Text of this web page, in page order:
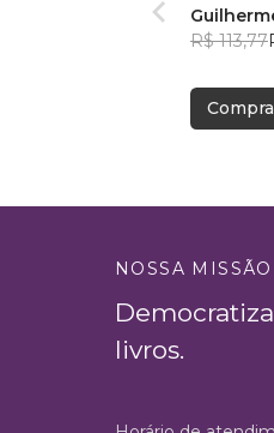
R$ 113,77
NOSSA MISSÃO
livros.